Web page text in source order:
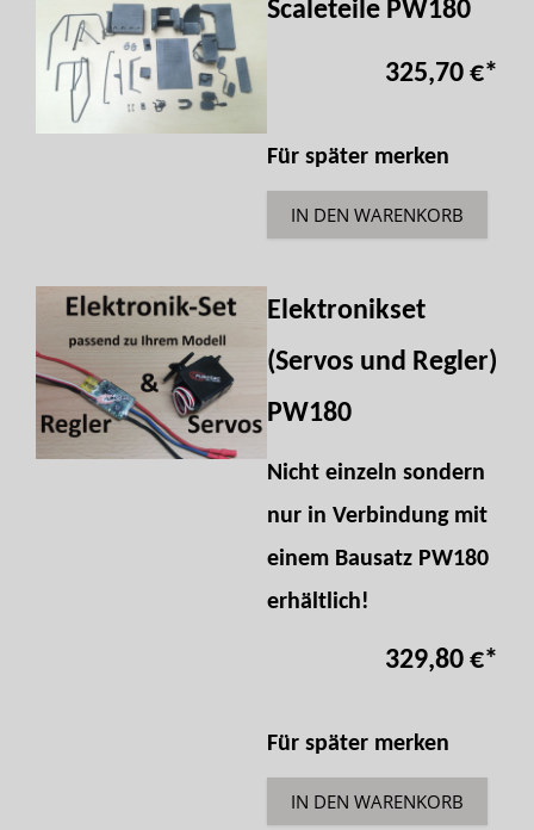
Scaleteile PW180
325,70 €*
Für später merken
IN DEN WARENKORB
Elektronikset
(Servos und Regler)
PW180
Nicht einzeln sondern
nur in Verbindung mit
einem Bausatz PW180
erhältlich!
329,80 €*
Für später merken
IN DEN WARENKORB